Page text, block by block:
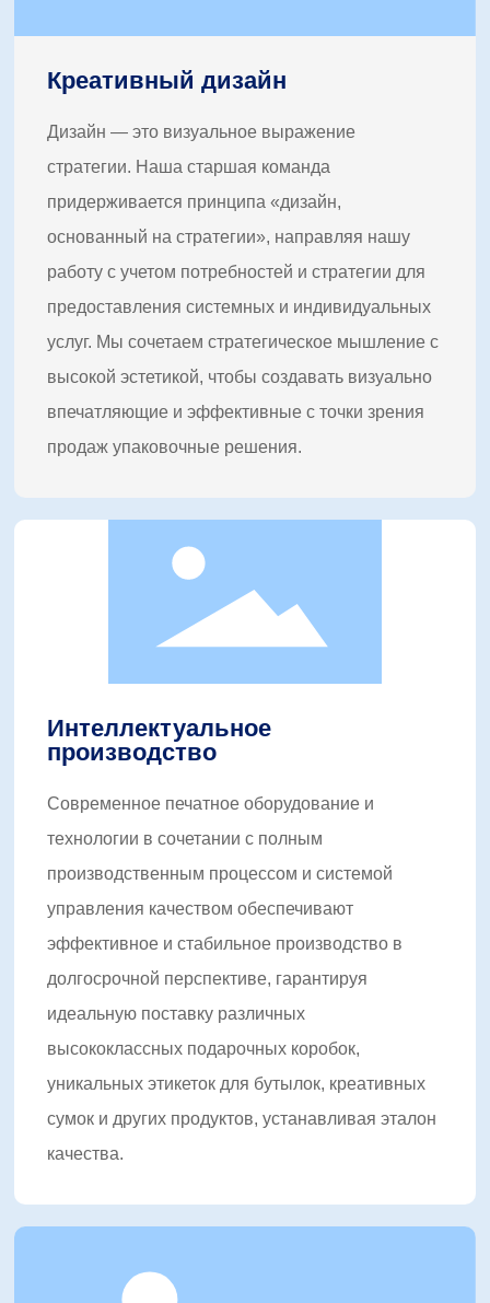
Креативный дизайн
Дизайн — это визуальное выражение
стратегии. Наша старшая команда
придерживается принципа «дизайн,
основанный на стратегии», направляя нашу
работу с учетом потребностей и стратегии для
предоставления системных и индивидуальных
услуг. Мы сочетаем стратегическое мышление с
высокой эстетикой, чтобы создавать визуально
впечатляющие и эффективные с точки зрения
продаж упаковочные решения.
Интеллектуальное
производство
Современное печатное оборудование и
технологии в сочетании с полным
производственным процессом и системой
управления качеством обеспечивают
эффективное и стабильное производство в
долгосрочной перспективе, гарантируя
идеальную поставку различных
высококлассных подарочных коробок,
уникальных этикеток для бутылок, креативных
сумок и других продуктов, устанавливая эталон
качества.